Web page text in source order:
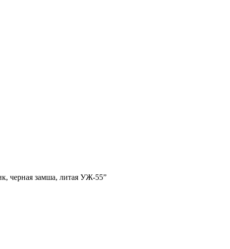
черная замша, литая УЖ-55”